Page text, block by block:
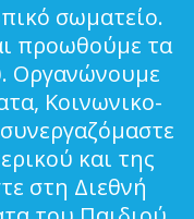
σωματείο.
προωθούμε τα
Οργανώνουμε
Κοινωνικο-
και της
στη Διεθνή